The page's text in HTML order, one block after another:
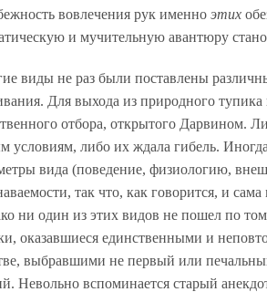
вовлечения рук именно этих
и мучительную авантюру
виды не раз были поставлены
Для выхода из природного
отбора, открытого Дарвином.
условиям, либо их ждала гибель.
вида (поведение, физиологию,
так что, как говорится, и
ни один из этих видов не пошел по
оказавшиеся единственными и
выбравшими не первый или
Невольно вспоминается старый